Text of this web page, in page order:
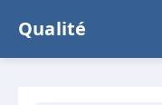
Qualité